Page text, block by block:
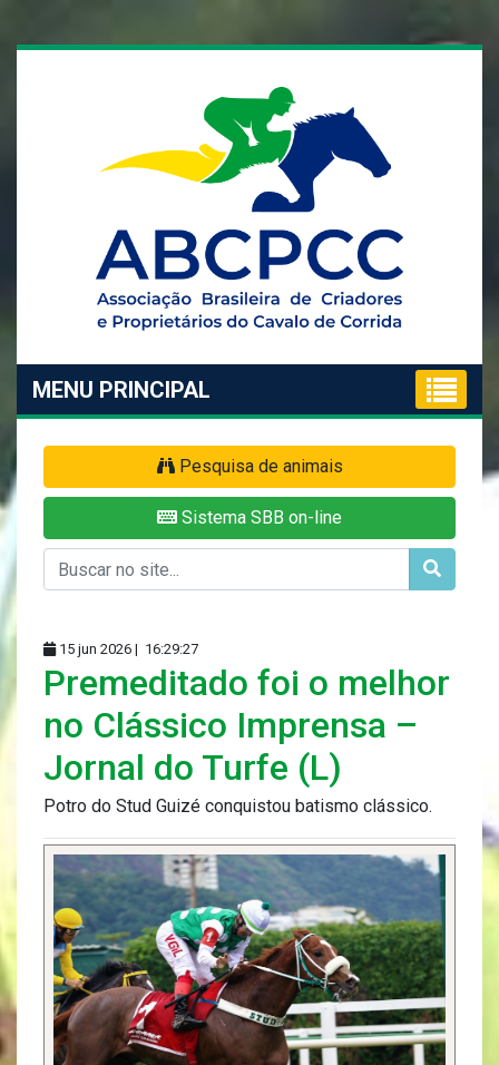
MENU PRINCIPAL
Pesquisa de animais
Sistema SBB on-line
15 jun 2026 | 16:29:27
Premeditado foi o melhor
no Clássico Imprensa –
Jornal do Turfe (L)
Potro do Stud Guizé conquistou batismo clássico.